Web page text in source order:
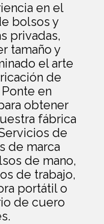
en el
bolsos y
privadas,
tamaño y
el arte
de
en
obtener
fábrica
de
de marca
de mano,
de trabajo,
portátil o
de cuero